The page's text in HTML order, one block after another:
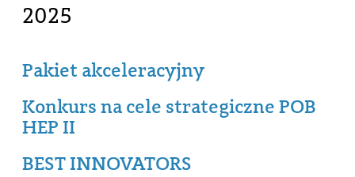
2025
Pakiet akceleracyjny
Konkurs na cele strategiczne POB
HEP II
BEST INNOVATORS